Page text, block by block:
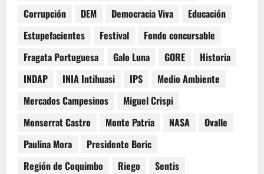
Corrupción
DEM Democracia Viva
Educación
Estupefacientes
Festival
Fondo concursable
Fragata Portuguesa
Galo Luna GORE
Historia
INDAP
INIA Intihuasi IPS
Medio Ambiente
Mercados Campesinos
Miguel Crispi
Monserrat Castro
Monte Patria NASA
Ovalle
Paulina Mora
Presidente Boric
Región de Coquimbo
Riego
Sentis